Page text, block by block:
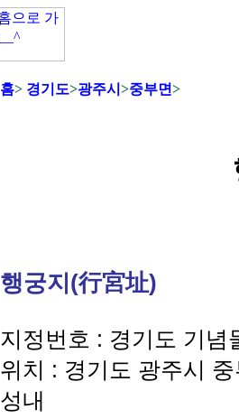
홈> 경기도>광주시 >중부면>
행궁지(行宮址)
지정번호 : 경기도 기념
위치 : 경기도 광주시
성내